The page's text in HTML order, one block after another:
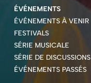
ÉVÉNEMENTS
ÉVÉNEMENTS À VENIR
FESTIVALS
SÉRIE MUSICALE
SÉRIE DE DISCUSSIONS
ÉVÉNEMENTS PASSÉS